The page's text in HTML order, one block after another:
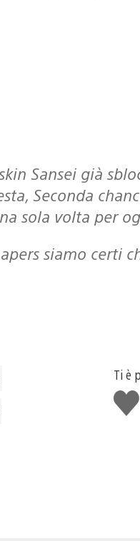
Seconda
sola volta per
siamo certi
Ti è
Mi
piace